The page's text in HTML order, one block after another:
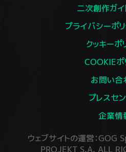
二次創作ガイ
プライバシーポリ
クッキーポ
COOKIEポ
お問い合
プレスセ
企業情
ウェブサイトの運営：
PROJEKT S.A. ALL